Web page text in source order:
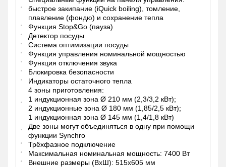
быстрое закипание (iQuick boiling), томление,
плавление (фондю) и сохранение тепла
Функция Stop&Go (пауза)
Детектор посуды
Система оптимизации посуды
Функция управления номинальной мощностью
Функция отключения звука
Блокировка безопасности
Индикаторы остаточного тепла
4 зоны приготовления:
1 индукционная зона Ø 210 мм (2,3/3,2 кВт);
2 индукционные зона Ø 180 мм (1,85/2,5 кВт);
1 индукционная зона Ø 145 мм (1,4/1,8 кВт)
Две зоны могут объединяться в одну при помощи
функции Synchro
Трёхфазное подключение
Максимальная номинальная мощность: 7400 Вт
Внешние размеры (ВхШ): 515х605 мм